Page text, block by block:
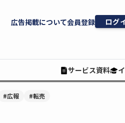
広告掲載について会員登録 ログ
サービス資料
#広報 #転売